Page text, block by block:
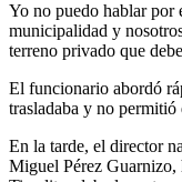
Yo no puedo hablar por
municipalidad y
terreno privado que
El funcionario abordó
trasladaba y no permitió
En la tarde, el director
Miguel Pérez Guarnizo,